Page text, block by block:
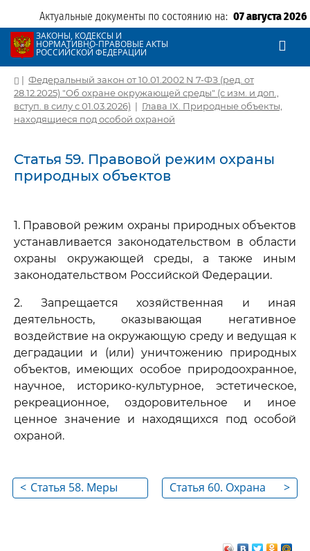
Актуальные документы по состоянию на: 07 августа 2026
ЗАКОНЫ, КОДЕКСЫ И
НОРМАТИВНО-ПРАВОВЫЕ АКТЫ
РОССИЙСКОЙ ФЕДЕРАЦИИ
| Федеральный закон от 10.01.2002 N 7-ФЗ (ред. от
28.12.2025) "Об охране окружающей среды" (с изм. и доп.,
вступ. в силу с 01.03.2026) | Глава IX. Природные объекты,
находящиеся под особой охраной
Статья 59. Правовой режим охраны
природных объектов
1. Правовой режим охраны природных объектов
устанавливается законодательством в области
охраны окружающей среды, а также иным
законодательством Российской Федерации.
2. Запрещается хозяйственная и иная
деятельность, оказывающая негативное
воздействие на окружающую среду и ведущая к
деградации и (или) уничтожению природных
объектов, имеющих особое природоохранное,
научное, историко-культурное, эстетическое,
рекреационное, оздоровительное и иное
ценное значение и находящихся под особой
охраной.
< Статья 58. Меры
>
Статья 60. Охрана